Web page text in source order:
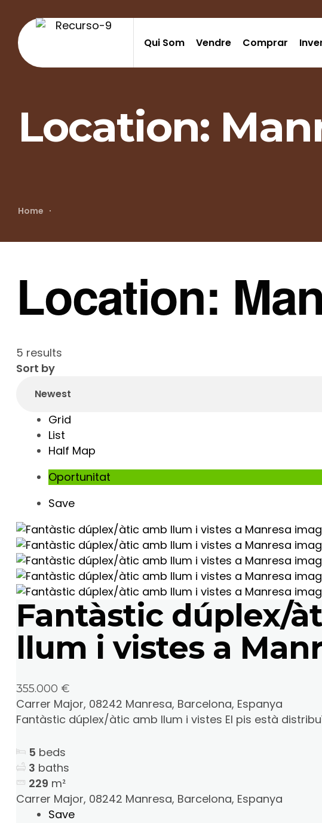
Qui Som Vendre Comprar
Location:
Home
Location:
5 results
Sort by
Grid
List
Half Map
Oportunitat
Save
Fantàstic dúplex/
llum i vistes a
355.000 €
Carrer Major, 08242 Manresa, Barcelona, Espanya
Fantàstic dúplex/àtic amb llum i vistes El pis està
5 beds
3 baths
229 m²
Carrer Major, 08242 Manresa, Barcelona, Espanya
Save